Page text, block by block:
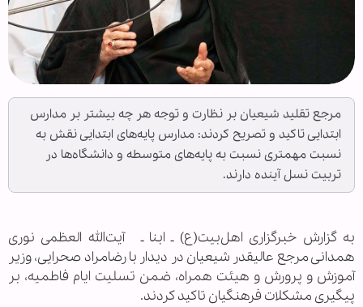
مرجع تقلید شیعیان بر نظارت و توجه هر چه بیشتر بر مدارس
ابتدایی تاکید و تصریح کردند: مدارس پایه‌های ابتدایی نقش به
نسبت مهمتری نسبت به پایه‌های متوسطه و دانشگاه‌ها در
تربیت نسل آینده دارند.
به گزارش خبرگزاری اهل‌بیت(ع) ـ ابنا ـ آیت‌الله العظمی نوری
همدانی مرجع عالیقدر شیعیان در دیدار با رضامراد صحرایی، وزیر
آموزش و پرورش و هیئت همراه، ضمن تسلیت ایام فاطمیه، بر
پیگیری مشکلات فرهنگیان تاکید کردند.